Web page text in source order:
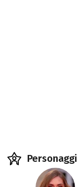
Personaggi